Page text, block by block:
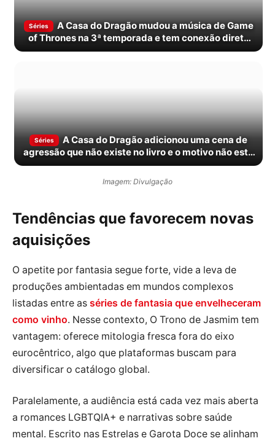
Séries
A Casa do Dragão mudou a música de Game
of Thrones na 3ª temporada e tem conexão direta
com O Cavaleiro dos Sete Reinos
Séries
A Casa do Dragão adicionou uma cena de
agressão que não existe no livro e o motivo não está
claro
Imagem: Divulgação
Tendências que favorecem novas
aquisições
O apetite por fantasia segue forte, vide a leva de
produções ambientadas em mundos complexos
listadas entre as séries de fantasia que envelheceram
como vinho. Nesse contexto, O Trono de Jasmim tem
vantagem: oferece mitologia fresca fora do eixo
eurocêntrico, algo que plataformas buscam para
diversificar o catálogo global.
Paralelamente, a audiência está cada vez mais aberta
a romances LGBTQIA+ e narrativas sobre saúde
mental. Escrito nas Estrelas e Garota Doce se alinham